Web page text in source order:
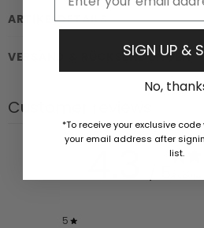
ARTIKELDETAILS
VERSAND & RÜCKSENDUNGEN
Customer reviews
4.3
5
SIGN UP &
No,
*To receive your exclusive
your email address after
list.